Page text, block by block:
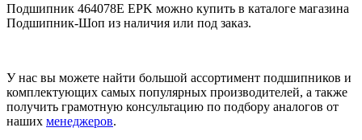
Подшипник 464078E EPK можно купить в каталоге магазина
Подшипник-Шоп из наличия или под заказ.
У нас вы можете найти большой ассортимент подшипников и
комплектующих самых популярных производителей, а также
получить грамотную консультацию по подбору аналогов от
наших менеджеров.